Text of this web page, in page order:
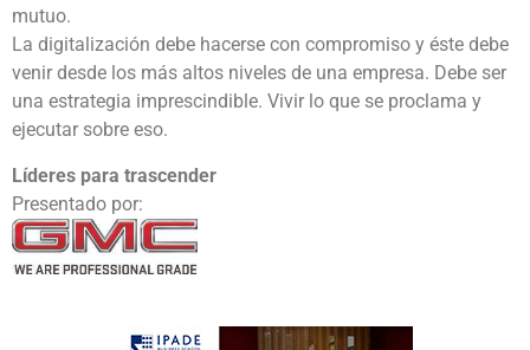
mutuo.
La digitalización debe hacerse con compromiso y éste debe
venir desde los más altos niveles de una empresa. Debe ser
una estrategia imprescindible. Vivir lo que se proclama y
ejecutar sobre eso.
Líderes para trascender
Presentado por: